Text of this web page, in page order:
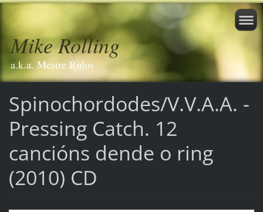
Mike Rolling
a.k.a. Mestre Rulos
Spinochordodes/V.V.A.A. -
Pressing Catch. 12
cancións dende o ring
(2010) CD